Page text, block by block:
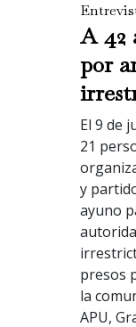
A 42
por
El 9 de
21
y
ayuno
presos
la
APU,